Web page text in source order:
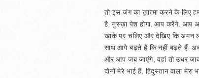
तो इस जंग का ख़ात्मा करने के लिए
है. नुस्ख़ा पेश होगा. आप करेंगे. आप
ख़ाके पर चलिए और देखिए कि अमन
साथ आगे बढ़ते हैं कि नहीं बढ़ते हैं. अब
और आप जब जाएंगे, वहां तो उधर
दोनों मेरे भाई हैं. हिंदुस्तान वाला